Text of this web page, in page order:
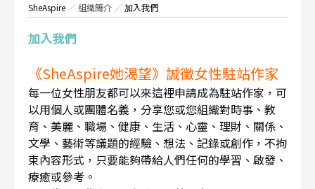
SheAspire ／組織簡介 ／加入我們
加入我們
《SheAspire她渴望》誠徵女性駐站作家
每一位女性朋友都可以來這裡申請成為駐站作家，可
以用個人或團體名義，分享您或您組織對時事、教
育、美麗、職場、健康、生活、心靈、理財、關係、
文學、藝術等議題的經驗、想法、記錄或創作，不拘
束內容形式，只要能夠帶給人們任何的學習、啟發、
療癒或參考。